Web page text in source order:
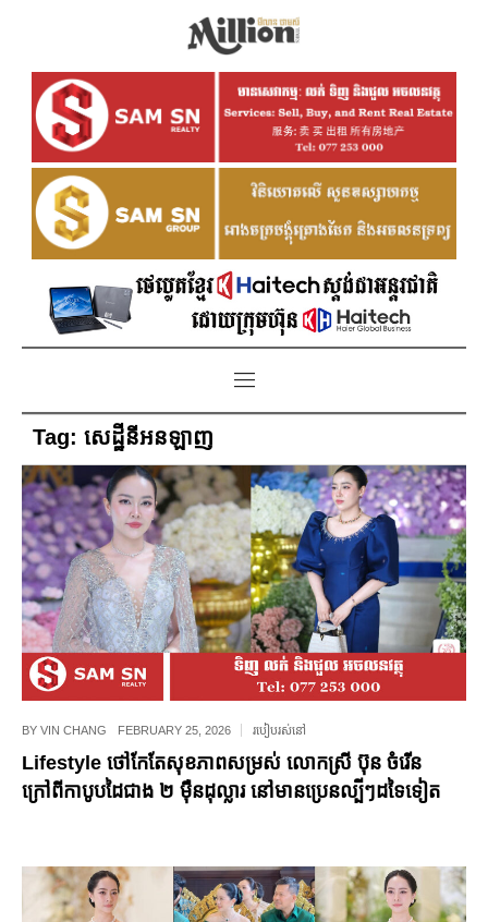
Tag: សេដ្ឋីនីអនឡាញ
BY VIN CHANG FEBRUARY 25, 2026 របៀបរស់នៅ
Lifestyle ថៅកែតែសុខភាពសម្រស់ លោកស្រី ប៊ុន ចំរើន
ក្រៅពីកាបូបដៃជាង ២ ម៉ឺនដុល្លារ នៅមានប្រេនល្បីៗដទៃទៀត